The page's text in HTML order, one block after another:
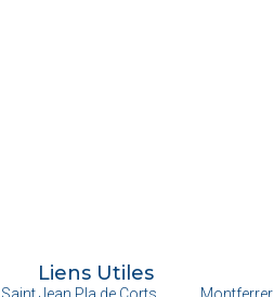
Liens Utiles